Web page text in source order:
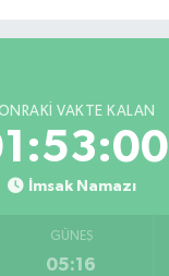
VAKTE KALAN
İmsak Namazı
GÜNEŞ
05:16